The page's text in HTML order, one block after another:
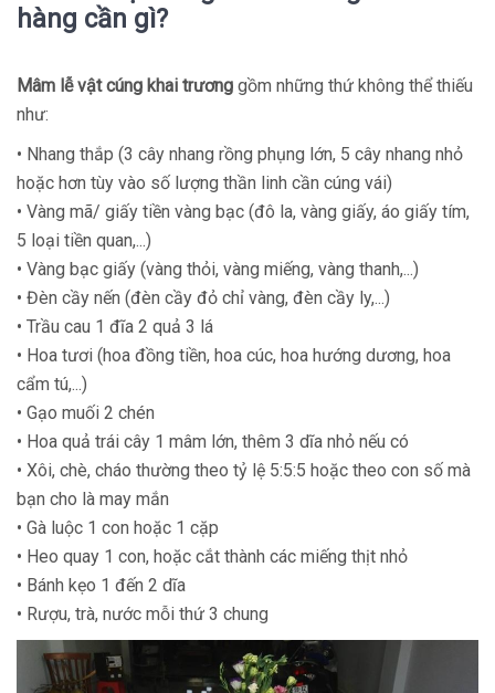
hàng cần gì?
Mâm lễ vật cúng khai trương gồm những thứ không thể thiếu
như:
• Nhang thắp (3 cây nhang rồng phụng lớn, 5 cây nhang nhỏ
hoặc hơn tùy vào số lượng thần linh cần cúng vái)
• Vàng mã/ giấy tiền vàng bạc (đô la, vàng giấy, áo giấy tím,
5 loại tiền quan,...)
• Vàng bạc giấy (vàng thỏi, vàng miếng, vàng thanh,...)
• Đèn cầy nến (đèn cầy đỏ chỉ vàng, đèn cầy ly,...)
• Trầu cau 1 đĩa 2 quả 3 lá
• Hoa tươi (hoa đồng tiền, hoa cúc, hoa hướng dương, hoa
cẩm tú,...)
• Gạo muối 2 chén
• Hoa quả trái cây 1 mâm lớn, thêm 3 dĩa nhỏ nếu có
• Xôi, chè, cháo thường theo tỷ lệ 5:5:5 hoặc theo con số mà
bạn cho là may mắn
• Gà luộc 1 con hoặc 1 cặp
• Heo quay 1 con, hoặc cắt thành các miếng thịt nhỏ
• Bánh kẹo 1 đến 2 dĩa
• Rượu, trà, nước mỗi thứ 3 chung